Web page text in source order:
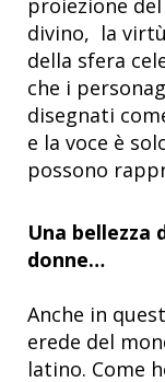
proiezione
divino, la
della sfera
che i
disegnati
e la voce è
possono
Una bellezza
donne…
Anche in
erede del
latino. Come